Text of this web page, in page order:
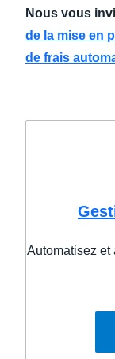
Nous vous
de la mise en
de frais
Automatisez et